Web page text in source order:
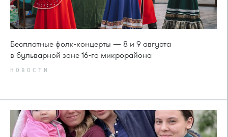
Бесплатные фолк-концерты — 8 и 9 августа
в бульварной зоне 16-го микрорайона
НОВОСТИ